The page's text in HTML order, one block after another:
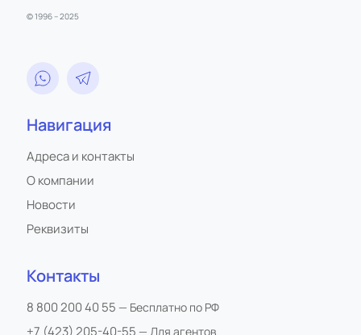
© 1996 – 2025
Навигация
Адреса и контакты
О компании
Новости
Реквизиты
Контакты
8 800 200 40 55 — Бесплатно по РФ
+7 (423) 205-40-55 — Для агентов